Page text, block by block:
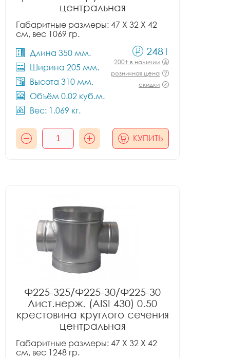
центральная
Габаритные размеры: 47 X 32 X 42
см, вес 1069 гр.
Длина 350 мм.
Ширина 205 мм.
Высота 310 мм.
Объём 0.02 куб.м.
Вес: 1.069 кг.
2481
200+ в наличии
розничная цена
скидки
КУПИТЬ
Ф225-325/Ф225-30/Ф225-30
Лист.нерж. (AISI 430) 0.50
крестовина круглого сечения
центральная
Габаритные размеры: 47 X 32 X 42
см, вес 1248 гр.